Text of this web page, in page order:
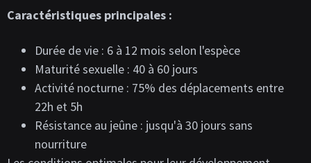
Caractéristiques principales :
Durée de vie : 6 à 12 mois selon l'espèce
Maturité sexuelle : 40 à 60 jours
Activité nocturne : 75% des déplacements entre
22h et 5h
Résistance au jeûne : jusqu'à 30 jours sans
nourriture